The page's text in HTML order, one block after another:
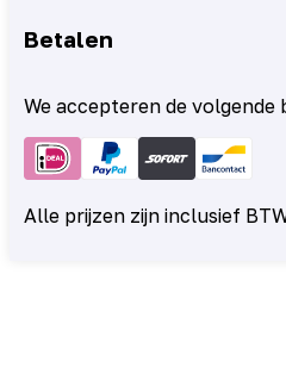
Betalen
We accepteren de volgende
Alle prijzen zijn inclusief